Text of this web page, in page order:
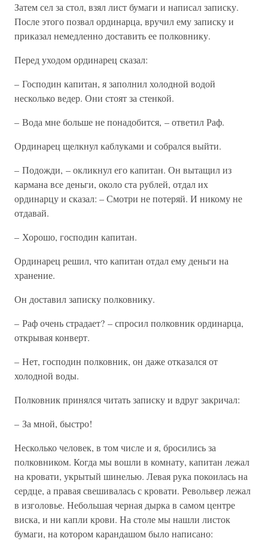
Затем сел за стол, взял лист бумаги и написал записку.
После этого позвал ординарца, вручил ему записку и
приказал немедленно доставить ее полковнику.
Перед уходом ординарец сказал:
– Господин капитан, я заполнил холодной водой
несколько ведер. Они стоят за стенкой.
– Вода мне больше не понадобится, – ответил Раф.
Ординарец щелкнул каблуками и собрался выйти.
– Подожди, – окликнул его капитан. Он вытащил из
кармана все деньги, около ста рублей, отдал их
ординарцу и сказал: – Смотри не потеряй. И никому не
отдавай.
– Хорошо, господин капитан.
Ординарец решил, что капитан отдал ему деньги на
хранение.
Он доставил записку полковнику.
– Раф очень страдает? – спросил полковник ординарца,
открывая конверт.
– Нет, господин полковник, он даже отказался от
холодной воды.
Полковник принялся читать записку и вдруг закричал:
– За мной, быстро!
Несколько человек, в том числе и я, бросились за
полковником. Когда мы вошли в комнату, капитан лежал
на кровати, укрытый шинелью. Левая рука покоилась на
сердце, а правая свешивалась с кровати. Револьвер лежал
в изголовье. Небольшая черная дырка в самом центре
виска, и ни капли крови. На столе мы нашли листок
бумаги, на котором карандашом было написано: